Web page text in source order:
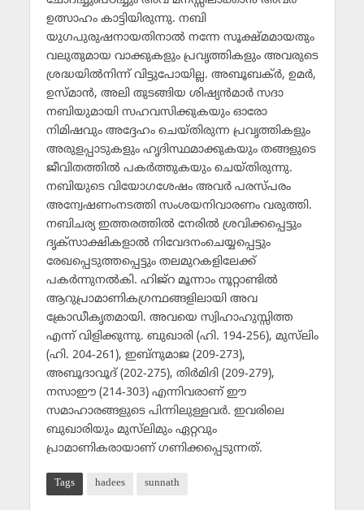
ഉത്സാഹം കാട്ടിയിരുന്നു. നബി
യുഗപുരുഷനായതിനാല്‍ നന്നേ സൂക്ഷ്മമായതും
വലുതുമായ വാക്കുകളും പ്രവൃത്തികളും അവരുടെ
ശ്രദ്ധയില്‍നിന്ന് വിട്ടുപോയില്ല. അബൂബക്ര്‍, ഉമര്‍,
ഉസ്മാന്‍, അലി തുടങ്ങിയ ശിഷ്യന്‍മാര്‍ സദാ
നബിയുമായി സഹവസിക്കുകയും ഓരോ
നിമിഷവും അദ്ദേഹം ചെയ്തിരുന്ന പ്രവൃത്തികളും
അരുളപ്പാടുകളും ഹൃദിസ്ഥമാക്കുകയും തങ്ങളുടെ
ജീവിതത്തില്‍ പകര്‍ത്തുകയും ചെയ്തിരുന്നു.
നബിയുടെ വിയോഗശേഷം അവര്‍ പരസ്പരം
അന്വേഷണംനടത്തി സംശയനിവാരണം വരുത്തി.
നബിചര്യ ഇത്തരത്തില്‍ നേരില്‍ ശ്രവിക്കപ്പെട്ടും
ദൃക്‌സാക്ഷികളാല്‍ നിവേദനംചെയ്യപ്പെട്ടും
രേഖപ്പെടുത്തപ്പെട്ടും തലമുറകളിലേക്ക്
പകര്‍ന്നുനല്‍കി. ഹിജ്‌റ മൂന്നാം നൂറ്റാണ്ടില്‍
ആറുപ്രാമാണികഗ്രന്ഥങ്ങളിലായി അവ
ക്രോഡീകൃതമായി. അവയെ സ്വിഹാഹുസ്സിത്ത
എന്ന് വിളിക്കുന്നു. ബുഖാരി (ഹി. 194-256), മുസ്‌ലിം
(ഹി. 204-261), ഇബ്‌നുമാജ (209-273),
അബൂദാവൂദ് (202-275), തിര്‍മിദി (209-279),
നസാഈ (214-303) എന്നിവരാണ് ഈ
സമാഹാരങ്ങളുടെ പിന്നിലുള്ളവര്‍. ഇവരിലെ
ബുഖാരിയും മുസ്‌ലിമും ഏറ്റവും
പ്രാമാണികരായാണ് ഗണിക്കപ്പെടുന്നത്.
Tags hadees sunnath